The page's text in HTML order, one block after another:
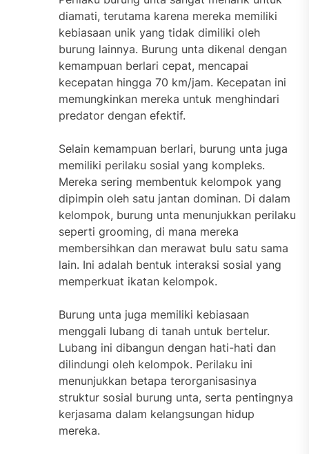
diamati, terutama karena mereka memiliki
kebiasaan unik yang tidak dimiliki oleh
burung lainnya. Burung unta dikenal dengan
kemampuan berlari cepat, mencapai
kecepatan hingga 70 km/jam. Kecepatan ini
memungkinkan mereka untuk menghindari
predator dengan efektif.
Selain kemampuan berlari, burung unta juga
memiliki perilaku sosial yang kompleks.
Mereka sering membentuk kelompok yang
dipimpin oleh satu jantan dominan. Di dalam
kelompok, burung unta menunjukkan perilaku
seperti grooming, di mana mereka
membersihkan dan merawat bulu satu sama
lain. Ini adalah bentuk interaksi sosial yang
memperkuat ikatan kelompok.
Burung unta juga memiliki kebiasaan
menggali lubang di tanah untuk bertelur.
Lubang ini dibangun dengan hati-hati dan
dilindungi oleh kelompok. Perilaku ini
menunjukkan betapa terorganisasinya
struktur sosial burung unta, serta pentingnya
kerjasama dalam kelangsungan hidup
mereka.